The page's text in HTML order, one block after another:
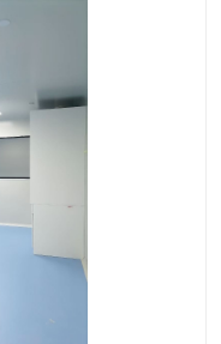
车间净化
饮料